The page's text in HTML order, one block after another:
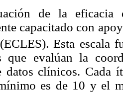
de la eficacia
capacitado con
Esta escala
que evalúan la
datos clínicos. Cada
es de 10 y el